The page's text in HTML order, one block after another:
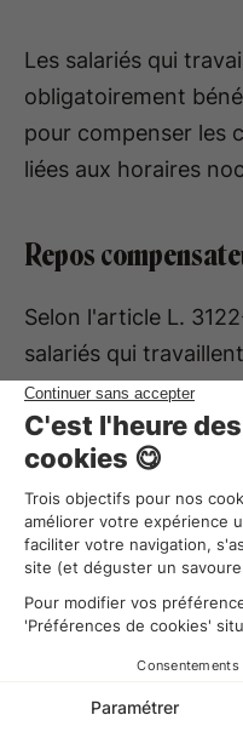
Les salariés qui
obligatoirement
pour compenser les
liées aux horaires
Repos
Selon l'article L.
salariés qui
de contreparties :
Une contrepartie
de repos
rémunéré
Et
optionnelle